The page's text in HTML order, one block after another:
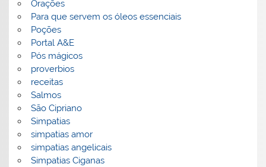
Orações
Para que servem os óleos essenciais
Poções
Portal A&E
Pós mágicos
proverbios
receitas
Salmos
São Cipriano
Simpatias
simpatias amor
simpatias angelicais
Simpatias Ciganas